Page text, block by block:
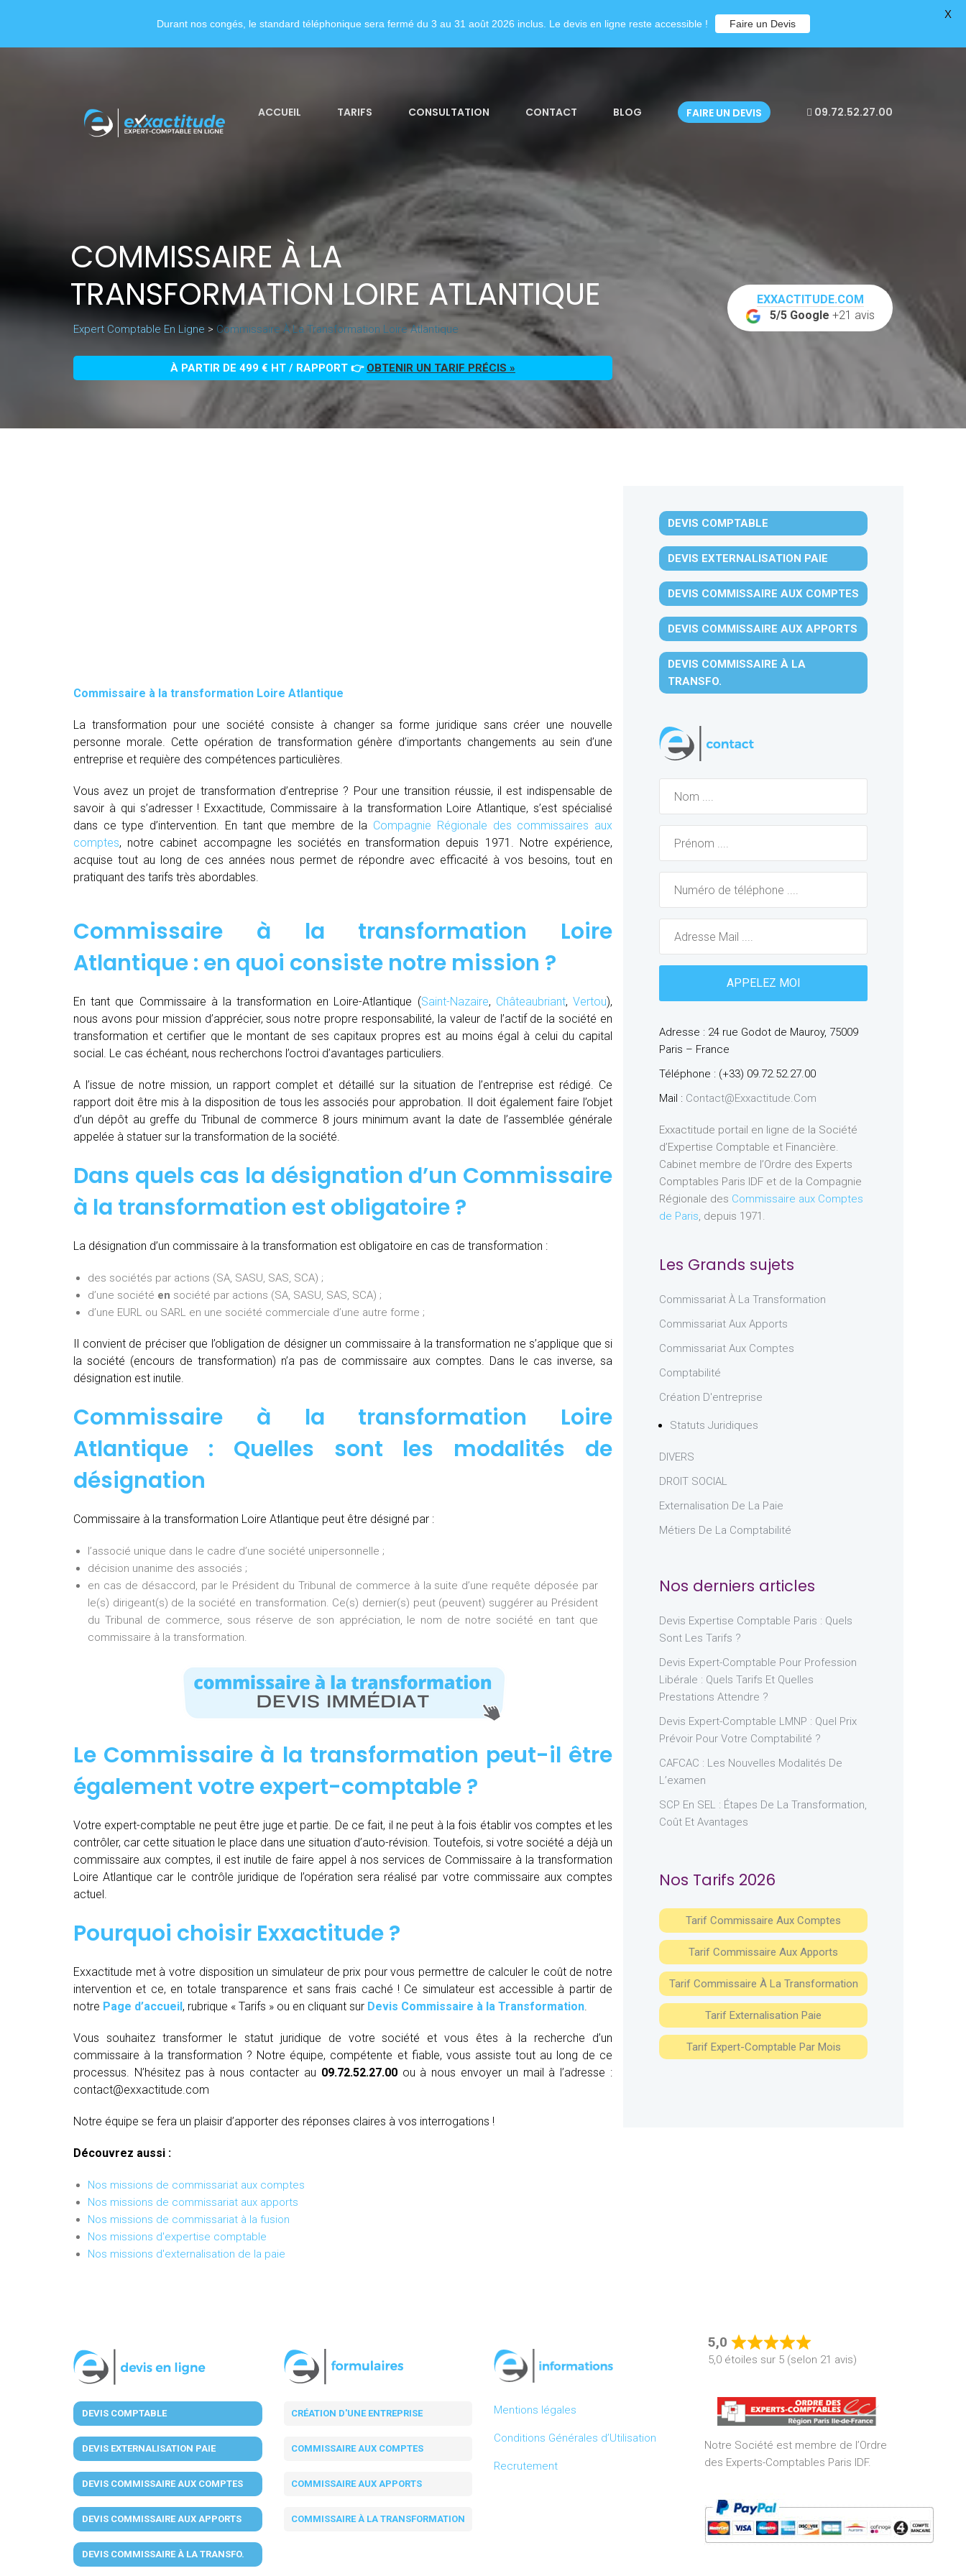
ACCUEIL TARIFS CONSULTATION CONTACT BLOG FAIRE UN DEVIS 09.72.52.27.00
COMMISSAIRE À LA
TRANSFORMATION LOIRE ATLANTIQUE
Expert Comptable En Ligne > Commissaire À La Transformation Loire Atlantique
À PARTIR DE 499 € HT / RAPPORT 👉 OBTENIR UN TARIF PRÉCIS »
EXXACTITUDE.COM
5/5 Google +21 avis
Commissaire à la transformation Loire Atlantique
La transformation pour une société consiste à changer sa forme juridique sans créer une nouvelle
personne morale. Cette opération de transformation génère d’importants changements au sein d’une
entreprise et requière des compétences particulières.
Vous avez un projet de transformation d’entreprise ? Pour une transition réussie, il est indispensable de
savoir à qui s’adresser ! Exxactitude, Commissaire à la transformation Loire Atlantique, s’est spécialisé
dans ce type d’intervention. En tant que membre de la Compagnie Régionale des commissaires aux
comptes, notre cabinet accompagne les sociétés en transformation depuis 1971. Notre expérience,
acquise tout au long de ces années nous permet de répondre avec efficacité à vos besoins, tout en
pratiquant des tarifs très abordables.
Commissaire à la transformation Loire
Atlantique : en quoi consiste notre mission ?
En tant que Commissaire à la transformation en Loire-Atlantique (Saint-Nazaire, Châteaubriant,Vertou),
nous avons pour mission d’apprécier, sous notre propre responsabilité, la valeur de l’actif de la société en
transformation et certifier que le montant de ses capitaux propres est au moins égal à celui du capital
social. Le cas échéant, nous recherchons l’octroi d’avantages particuliers.
A l’issue de notre mission, un rapport complet et détaillé sur la situation de l’entreprise est rédigé. Ce
rapport doit être mis à la disposition de tous les associés pour approbation. Il doit également faire l’objet
d’un dépôt au greffe du Tribunal de commerce 8 jours minimum avant la date de l’assemblée générale
appelée à statuer sur la transformation de la société.
Dans quels cas la désignation d’un Commissaire
à la transformation est obligatoire ?
La désignation d’un commissaire à la transformation est obligatoire en cas de transformation :
des sociétés par actions (SA, SASU, SAS, SCA) ;
d’une société en société par actions (SA, SASU, SAS, SCA) ;
d’une EURL ou SARL en une société commerciale d’une autre forme ;
Il convient de préciser que l’obligation de désigner un commissaire à la transformation ne s’applique que si
la société (encours de transformation) n’a pas de commissaire aux comptes. Dans le cas inverse, sa
désignation est inutile.
Commissaire à la transformation Loire
Atlantique : Quelles sont les modalités de
désignation
Commissaire à la transformation Loire Atlantique peut être désigné par :
l’associé unique dans le cadre d’une société unipersonnelle ;
décision unanime des associés ;
en cas de désaccord, par le Président du Tribunal de commerce à la suite d’une requête déposée par
le(s) dirigeant(s) de la société en transformation. Ce(s) dernier(s) peut (peuvent) suggérer au Président
du Tribunal de commerce, sous réserve de son appréciation, le nom de notre société en tant que
commissaire à la transformation.
Le Commissaire à la transformation peut-il être
également votre expert-comptable ?
Votre expert-comptable ne peut être juge et partie. De ce fait, il ne peut à la fois établir vos comptes et les
contrôler, car cette situation le place dans une situation d’auto-révision. Toutefois, si votre société a déjà un
commissaire aux comptes, il est inutile de faire appel à nos services de Commissaire à la transformation
Loire Atlantique car le contrôle juridique de l’opération sera réalisé par votre commissaire aux comptes
actuel.
Pourquoi choisir Exxactitude ?
Exxactitude met à votre disposition un simulateur de prix pour vous permettre de calculer le coût de notre
intervention et ce, en totale transparence et sans frais caché ! Ce simulateur est accessible à partir de
notre Page d’accueil, rubrique « Tarifs » ou en cliquant sur Devis Commissaire à la Transformation.
Vous souhaitez transformer le statut juridique de votre société et vous êtes à la recherche d’un
commissaire à la transformation ? Notre équipe, compétente et fiable, vous assiste tout au long de ce
processus. N’hésitez pas à nous contacter au 09.72.52.27.00ou à nous envoyer un mail à l’adresse :
contact@exxactitude.com
Notre équipe se fera un plaisir d’apporter des réponses claires à vos interrogations !
Découvrez aussi :
Nos missions de commissariat aux comptes
Nos missions de commissariat aux apports
Nos missions de commissariat à la fusion
Nos missions d'expertise comptable
Nos missions d'externalisation de la paie
DEVIS COMPTABLE
DEVIS EXTERNALISATION PAIE
DEVIS COMMISSAIRE AUX COMPTES
DEVIS COMMISSAIRE AUX APPORTS
DEVIS COMMISSAIRE À LA
TRANSFO.
Adresse : 24 rue Godot de Mauroy, 75009
Paris – France
Téléphone : (+33) 09.72.52.27.00
Mail : Contact@exxactitude.com
Exxactitude portail en ligne de la Société
d’Expertise Comptable et Financière.
Cabinet membre de l’Ordre des Experts
Comptables Paris IDF et de la Compagnie
Régionale des Commissaire aux Comptes
de Paris, depuis 1971.
Les Grands sujets
Commissariat À La Transformation
Commissariat Aux Apports
Commissariat Aux Comptes
Comptabilité
Création D'entreprise
Statuts Juridiques
DIVERS
DROIT SOCIAL
Externalisation De La Paie
Métiers De La Comptabilité
Nos derniers articles
Devis Expertise Comptable Paris : Quels
Sont Les Tarifs ?
Devis Expert-Comptable Pour Profession
Libérale : Quels Tarifs Et Quelles
Prestations Attendre ?
Devis Expert-Comptable LMNP : Quel Prix
Prévoir Pour Votre Comptabilité ?
CAFCAC : Les Nouvelles Modalités De
L’examen
SCP En SEL : Étapes De La Transformation,
Coût Et Avantages
Nos Tarifs 2026
Tarif Commissaire Aux Comptes
Tarif Commissaire Aux Apports
Tarif Commissaire À La Transformation
Tarif Externalisation Paie
Tarif Expert-Comptable Par Mois
DEVIS COMPTABLE
DEVIS EXTERNALISATION PAIE
DEVIS COMMISSAIRE AUX COMPTES
DEVIS COMMISSAIRE AUX APPORTS
DEVIS COMMISSAIRE À LA TRANSFO.
CRÉATION D'UNE ENTREPRISE
COMMISSAIRE AUX COMPTES
COMMISSAIRE AUX APPORTS
COMMISSAIRE À LA TRANSFORMATION
Mentions légales
Conditions Générales d’Utilisation
Recrutement
5,0
Rated
5,0
5
5,0 étoiles sur 5 (selon 21 avis)
Notre Société est membre de l’Ordre
des Experts-Comptables Paris IDF.
Durant nos congés, le standard téléphonique sera fermé du 3 au 31 août 2026 inclus. Le devis en ligne reste accessible ! Faire un Devis
X